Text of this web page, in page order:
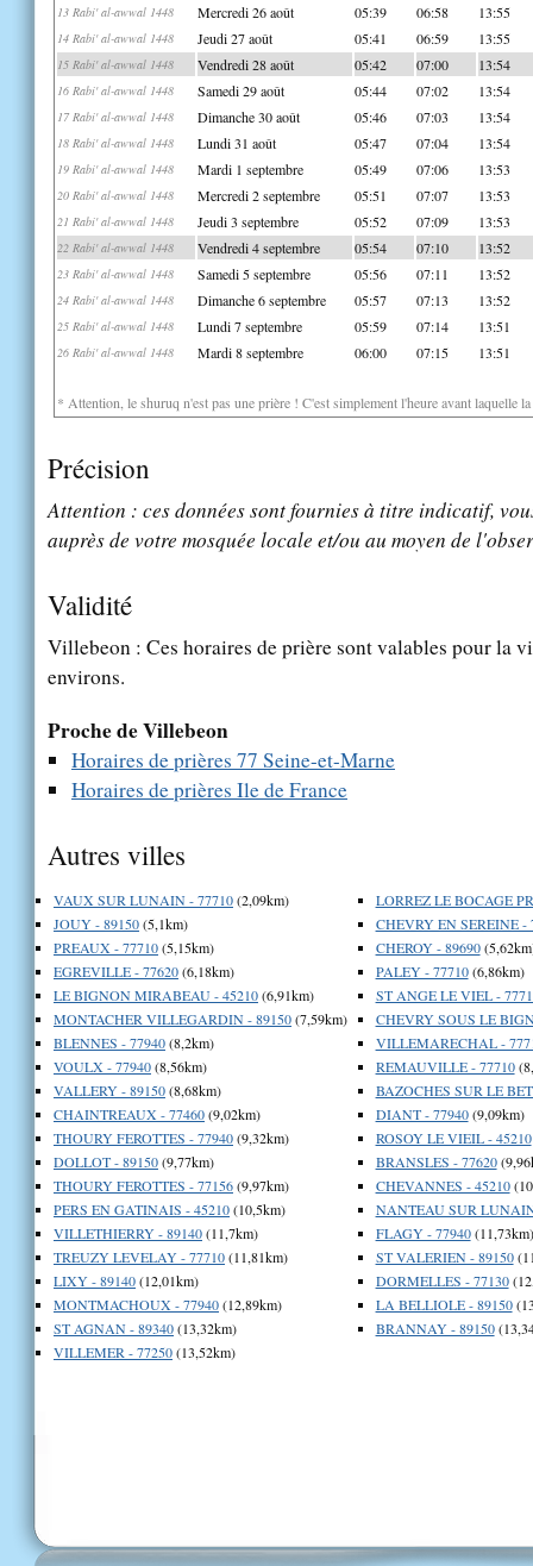
13 Rabi' al-awwal 1448 Mercredi 26 août 05:39 06:58 13:55
14 Rabi' al-awwal 1448 Jeudi 27 août 05:41 06:59 13:55
15 Rabi' al-awwal 1448 Vendredi 28 août 05:42 07:00 13:54
16 Rabi' al-awwal 1448 Samedi 29 août 05:44 07:02 13:54
17 Rabi' al-awwal 1448 Dimanche 30 août 05:46 07:03 13:54
18 Rabi' al-awwal 1448 Lundi 31 août 05:47 07:04 13:54
19 Rabi' al-awwal 1448 Mardi 1 septembre 05:49 07:06 13:53
20 Rabi' al-awwal 1448 Mercredi 2 septembre 05:51 07:07 13:53
21 Rabi' al-awwal 1448 Jeudi 3 septembre 05:52 07:09 13:53
22 Rabi' al-awwal 1448 Vendredi 4 septembre 05:54 07:10 13:52
23 Rabi' al-awwal 1448 Samedi 5 septembre 05:56 07:11 13:52
24 Rabi' al-awwal 1448 Dimanche 6 septembre 05:57 07:13 13:52
25 Rabi' al-awwal 1448 Lundi 7 septembre 05:59 07:14 13:51
26 Rabi' al-awwal 1448 Mardi 8 septembre 06:00 07:15 13:51
* Attention, le shuruq n'est pas une prière ! C'est simplement l'heure avant laquelle
Précision
Attention : ces données sont fournies à titre indicatif,
auprès de votre mosquée locale et/ou au moyen de
Validité
Villebeon : Ces horaires de prière sont valables pour la
environs.
Proche de Villebeon
Horaires de prières 77 Seine-et-Marne
Horaires de prières Ile de France
Autres villes
VAUX SUR LUNAIN - 77710(2,09km)
JOUY - 89150(5,1km)
PREAUX - 77710(5,15km)
EGREVILLE - 77620(6,18km)
LE BIGNON MIRABEAU - 45210(6,91km)
MONTACHER VILLEGARDIN - 89150(7,59km)
BLENNES - 77940(8,2km)
VOULX - 77940(8,56km)
VALLERY - 89150(8,68km)
CHAINTREAUX - 77460(9,02km)
THOURY FEROTTES - 77940(9,32km)
DOLLOT - 89150(9,77km)
THOURY FEROTTES - 77156(9,97km)
PERS EN GATINAIS - 45210(10,5km)
VILLETHIERRY - 89140(11,7km)
TREUZY LEVELAY - 77710(11,81km)
LIXY - 89140(12,01km)
MONTMACHOUX - 77940(12,89km)
ST AGNAN - 89340(13,32km)
VILLEMER - 77250(13,52km)
LORREZ LE BOCAGE
CHEVRY EN SEREINE -
CHEROY - 89690
PALEY - 77710(6,86km)
ST ANGE LE VIEL -
CHEVRY SOUS LE
VILLEMARECHAL -
REMAUVILLE - 77710
BAZOCHES SUR LE
DIANT - 77940(9,09km)
ROSOY LE VIEIL - 45210
BRANSLES - 77620
CHEVANNES - 45210
NANTEAU SUR
FLAGY - 77940(11,73km)
ST VALERIEN - 89150
DORMELLES - 77130
LA BELLIOLE - 89150
BRANNAY - 89150